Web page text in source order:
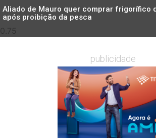
Aliado de Mauro quer comprar frigorífico
após proibição da pesca
publicidade